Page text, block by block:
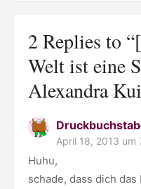
2 Replies to “
Welt ist eine
Alexandra
April 18, 2013 um
Huhu,
schade, dass dich